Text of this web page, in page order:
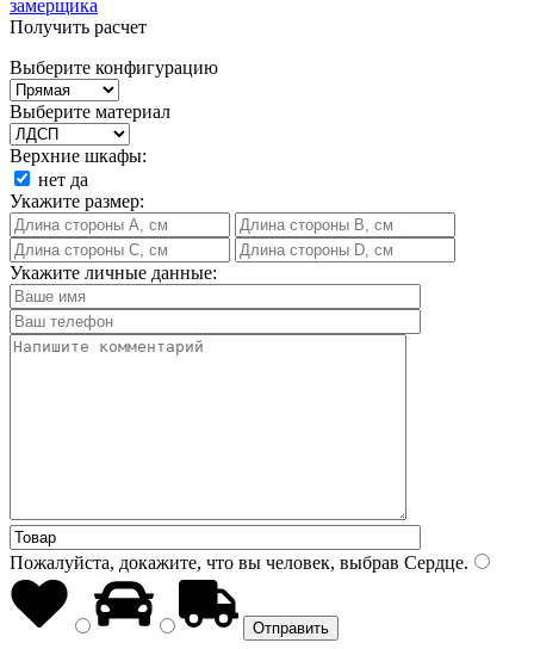
замерщика
Получить расчет
Выберите конфигурацию
Выберите материал
Верхние шкафы:
нет да
Укажите размер:
Укажите личные данные:
Пожалуйста, докажите, что вы человек, выбрав Сердце.